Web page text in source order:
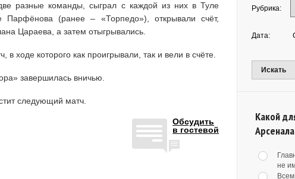
разные команды, сыграл с каждой из них в Туле
(ранее – «Торпедо»), открывали счёт,
Цараева, а затем отыгрывались.
ходе которого как проигрывали, так и вели в счёте.
завершилась вничью.
следующий матч.
Обсудить
в гостевой
Рубрика:
Дата:
Искать
Какой
не